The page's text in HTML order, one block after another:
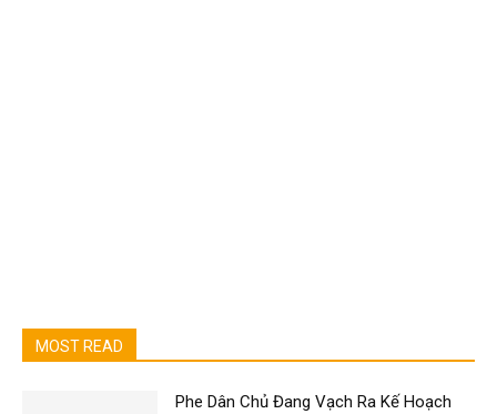
MOST READ
Phe Dân Chủ Đang Vạch Ra Kế Hoạch